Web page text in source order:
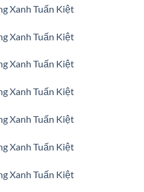
Xanh Tuấn Kiệt
Xanh Tuấn Kiệt
Xanh Tuấn Kiệt
Xanh Tuấn Kiệt
Xanh Tuấn Kiệt
Xanh Tuấn Kiệt
Xanh Tuấn Kiệt